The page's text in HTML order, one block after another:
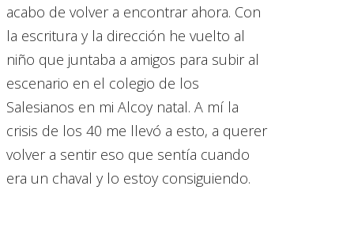
acabo de volver a encontrar ahora. Con
la escritura y la dirección he vuelto al
niño que juntaba a amigos para subir al
escenario en el colegio de los
Salesianos en mi Alcoy natal. A mí la
crisis de los 40 me llevó a esto, a querer
volver a sentir eso que sentía cuando
era un chaval y lo estoy consiguiendo.